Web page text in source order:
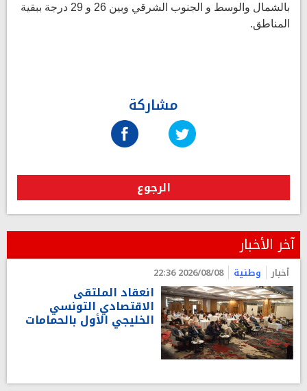
بالشمال والوسط و الجنوب الشرقي وبين 26 و 29 درجة ببقية
المناطق.
مشاركة
الرجوع
آخر الأخبار
أخبار وطنية 2026/08/08 22:36
انعقاد الملتقى
الاقتصادي التونسي
الخليجي الأول بالحمامات